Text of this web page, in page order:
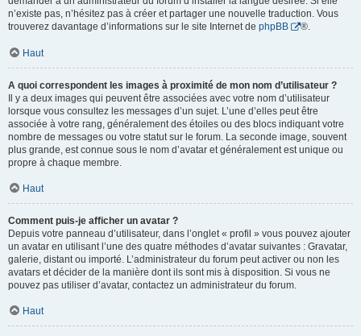
n’existe pas, n’hésitez pas à créer et partager une nouvelle traduction. Vous
trouverez davantage d’informations sur le site Internet de phpBB ®.
Haut
A quoi correspondent les images à proximité de mon nom d’utilisateur ?
Il y a deux images qui peuvent être associées avec votre nom d’utilisateur
lorsque vous consultez les messages d’un sujet. L’une d’elles peut être
associée à votre rang, généralement des étoiles ou des blocs indiquant votre
nombre de messages ou votre statut sur le forum. La seconde image, souvent
plus grande, est connue sous le nom d’avatar et généralement est unique ou
propre à chaque membre.
Haut
Comment puis-je afficher un avatar ?
Depuis votre panneau d’utilisateur, dans l’onglet « profil » vous pouvez ajouter
un avatar en utilisant l’une des quatre méthodes d’avatar suivantes : Gravatar,
galerie, distant ou importé. L’administrateur du forum peut activer ou non les
avatars et décider de la manière dont ils sont mis à disposition. Si vous ne
pouvez pas utiliser d’avatar, contactez un administrateur du forum.
Haut